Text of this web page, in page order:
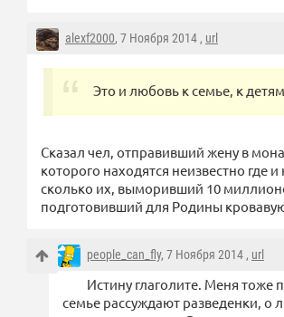
alexf2000, 7 Ноября 2014 , url
Это и любовь к семье, к
Сказал чел, отправивший жену в
которого находятся неизвестно где и
сколько их, выморивший 10
подготовивший для Родины
people_can_fly, 7 Ноября 2014 , url
Истину глаголите. Меня тоже
семье рассуждают разведенки, о